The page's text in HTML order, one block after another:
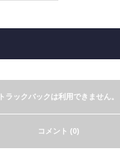
トラックバックは利用できません。
コメント (0)